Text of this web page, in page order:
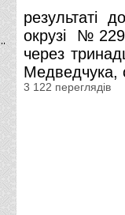
результаті
окрузі №229
через
Медведчука,
3 122 переглядів